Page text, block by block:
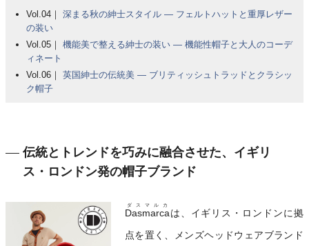
Vol.04｜ 深まる秋の紳士スタイル ― フェルトハットと重厚レザー
の装い
Vol.05｜ 機能美で整える紳士の装い ― 機能性帽子と大人のコーデ
ィネート
Vol.06｜ 英国紳士の伝統美 ― ブリティッシュトラッドとクラシッ
ク帽子
伝統とトレンドを巧みに融合させた、イギリ
ス・ロンドン発の帽子ブランド
Dasmarca
ダスマルカ
は、イギリス・ロンドンに拠
点を置く、メンズヘッドウェアブランド